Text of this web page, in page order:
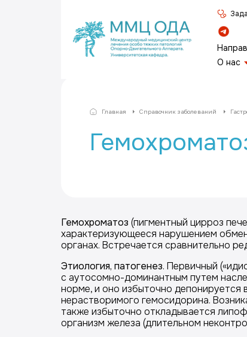
О нас
Главная Справочник заболеваний
Гемохроматоз (пигментный цирроз
характеризующееся нарушением
органах. Встречается сравнительно
Этиология, патогенез. Первичный
с аутосомно-доминантным путем
норме, и оно избыточно депонируется
нерастворимого гемосидорина.
также избыточно откладывается
организм железа (длительном